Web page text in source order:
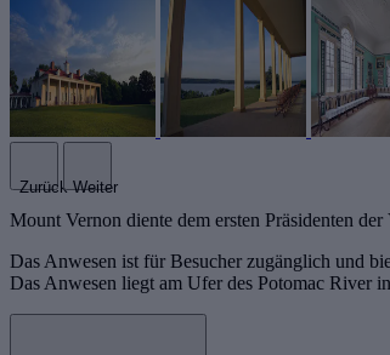
Zurück Weiter
Mount Vernon diente dem ersten Präsidenten
Das Anwesen ist für Besucher zugänglich und
Das Anwesen liegt am Ufer des Potomac River